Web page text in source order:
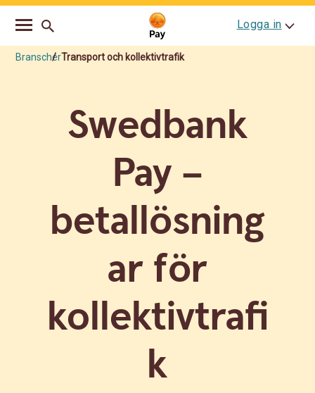
Go
navigation
Skip
Logga in
BranscherTransport och kollektivtrafik
Swedbank
Pay –
betallösning
ar för
kollektivtrafi
k